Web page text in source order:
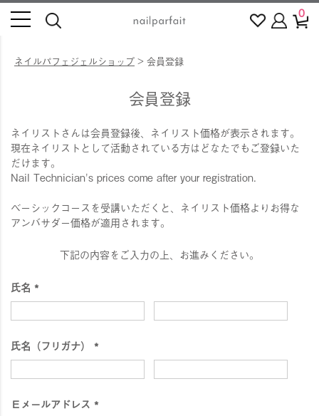
0
ネイルパフェジェルショップ 会員登録
会員登録
ネイリストさんは会員登録後、ネイリスト価格が表示されます。
現在ネイリストとして活動されている方はどなたでもご登録いた
だけます。
Nail Technician's prices come after your registration.
ベーシックコースを受講いただくと、ネイリスト価格よりお得な
アンバサダー価格が適用されます。
下記の内容をご入力の上、お進みください。
氏名
(
必
氏名（フリガナ）
(
必
)
Ｅメールアドレス